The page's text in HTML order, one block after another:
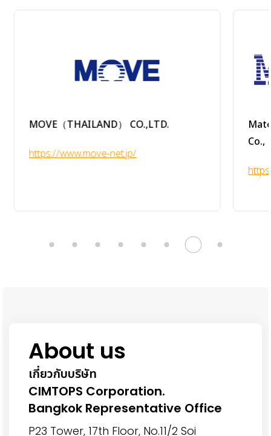
MOVE（THAILAND） CO.,LTD.
https://www.move-net.jp/
Co.,
About us
เกี่ยวกับบริษัท
CIMTOPS Corporation.
Bangkok Representative Office
P23 Tower, 17th Floor, No.11/2 Soi